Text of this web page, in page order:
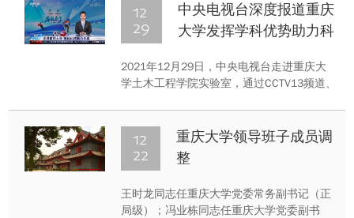
12
29
中央电视台深度报道重庆
大学发挥学科优势助力科
2021年12月29日，中央电视台走进重庆大
学土木工程学院实验室，通过CCTV13频道、
报道重庆大学科技助力冬奥会。
12
22
重庆大学领导班子成员调
整
王时龙同志任重庆大学党委常务副书记（正
局级）；冯业栋同志任重庆大学党委副书